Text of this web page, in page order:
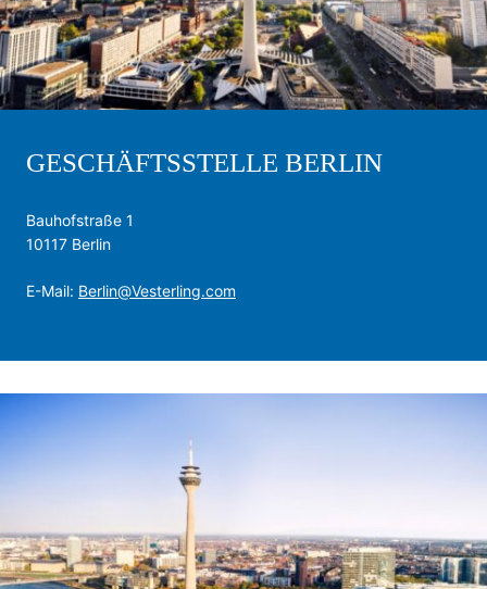
GESCHÄFTSSTELLE BERLIN
Bauhofstraße 1
10117 Berlin
E-Mail: Berlin@Vesterling.com